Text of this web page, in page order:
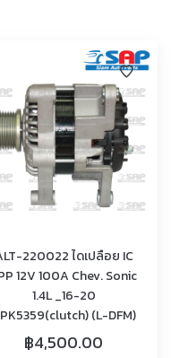
220022 ไดเปลือย IC
12V 100A Chev. Sonic
1.4L _16-20
(L-DFM)
฿4,500.00